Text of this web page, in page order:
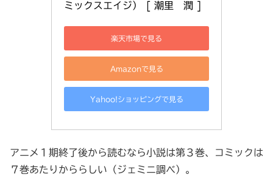
ミックスエイジ） [ 潮里　潤 ]
楽天市場で見る
Amazonで見る
Yahoo!ショッピングで見る
アニメ１期終了後から読むなら小説は第３巻、コミックは
７巻あたりかららしい（ジェミニ調べ）。